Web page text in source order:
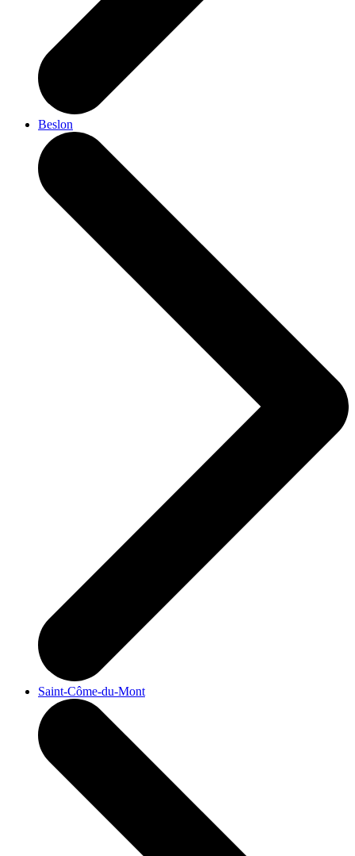
Beslon
Saint-Côme-du-Mont